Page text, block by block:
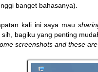
banget bahasanya).
kali ini saya mau
sih, bagiku yang penting
screenshots and these